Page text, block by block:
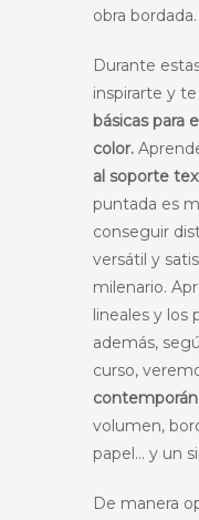
obra bordada.
Durante
inspirarte y
básicas para
color.
al soporte
puntada es
conseguir
versátil y
milenario.
lineales y los
además,
curso,
volumen,
papel… y un
De manera